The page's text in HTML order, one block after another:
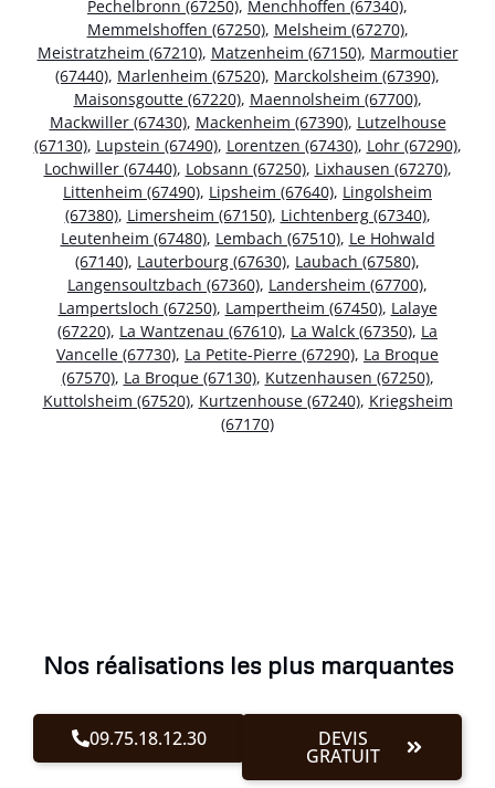
Pechelbronn (67250), Menchhoffen (67340),
Memmelshoffen (67250), Melsheim (67270),
Meistratzheim (67210), Matzenheim (67150), Marmoutier
(67440), Marlenheim (67520), Marckolsheim (67390),
Maisonsgoutte (67220), Maennolsheim (67700),
Mackwiller (67430), Mackenheim (67390), Lutzelhouse
(67130), Lupstein (67490), Lorentzen (67430), Lohr (67290),
Lochwiller (67440), Lobsann (67250), Lixhausen (67270),
Littenheim (67490), Lipsheim (67640), Lingolsheim
(67380), Limersheim (67150), Lichtenberg (67340),
Leutenheim (67480), Lembach (67510), Le Hohwald
(67140), Lauterbourg (67630), Laubach (67580),
Langensoultzbach (67360), Landersheim (67700),
Lampertsloch (67250), Lampertheim (67450), Lalaye
(67220), La Wantzenau (67610), La Walck (67350), La
Vancelle (67730), La Petite-Pierre (67290), La Broque
(67570), La Broque (67130), Kutzenhausen (67250),
Kuttolsheim (67520), Kurtzenhouse (67240), Kriegsheim
(67170)
Nos réalisations les plus marquantes
09.75.18.12.30 DEVIS
GRATUIT